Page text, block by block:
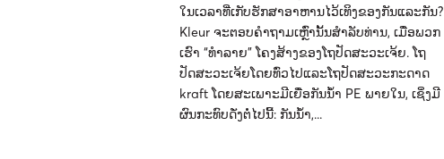
ໃນເວລາທີ່ເກັບຮັກສາອາຫານໄວ້ເທິງຂອງກັນແລະກັນ?
Kleur ຈະຕອບຄໍາຖາມເຫຼົ່ານັ້ນສໍາລັບທ່ານ, ເມື່ອພວກ
ເຮົາ “ທໍາລາຍ” ໂຄງສ້າງຂອງໂຖປັດສະວະເຈ້ຍ. ໂຖ
ປັດສະວະເຈ້ຍໂດຍທົ່ວໄປແລະໂຖປັດສະວະກະດາດ
kraft ໂດຍສະເພາະມີເຍື່ອກັນນ້ໍາ PE ພາຍໃນ, ເຊິ່ງມີ
ຜົນກະທົບດັ່ງຕໍ່ໄປນີ້: ກັນນ້ໍາ,...